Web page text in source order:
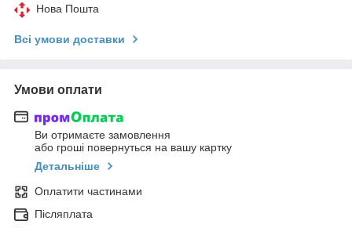
Нова Пошта
Всі умови доставки
Умови оплати
Ви отримаєте замовлення
або гроші повернуться на вашу картку
Детальніше
Оплатити частинами
Післяплата